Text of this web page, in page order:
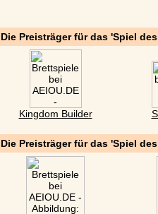
Die Preisträger für das 'Spiel
Kingdom Builder
Die Preisträger für das 'Spiel